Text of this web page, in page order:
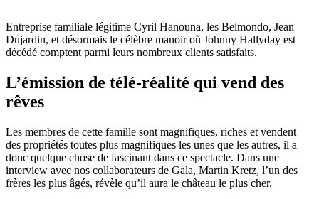
Entreprise familiale légitime Cyril Hanouna, les Belmondo, Jean
Dujardin, et désormais le célèbre manoir où Johnny Hallyday est
décédé comptent parmi leurs nombreux clients satisfaits.
L’émission de télé-réalité qui vend des
rêves
Les membres de cette famille sont magnifiques, riches et vendent
des propriétés toutes plus magnifiques les unes que les autres, il a
donc quelque chose de fascinant dans ce spectacle. Dans une
interview avec nos collaborateurs de Gala, Martin Kretz, l’un des
frères les plus âgés, révèle qu’il aura le château le plus cher.